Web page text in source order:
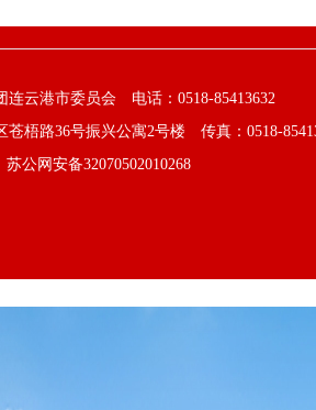
连云港市委员会 电话：0518-85413632
苍梧路36号振兴公寓2号楼 传真：0518-
苏公网安备32070502010268